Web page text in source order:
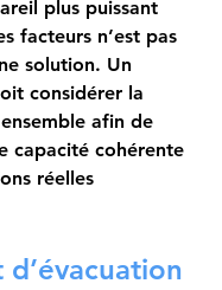
plus puissant
facteurs n’est pas
solution. Un
considérer la
afin de
capacité cohérente
réelles